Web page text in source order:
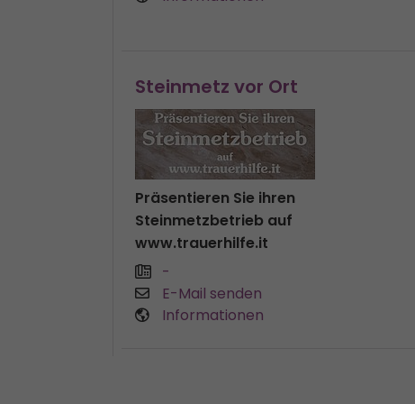
Steinmetz vor Ort
Präsentieren Sie ihren
Steinmetzbetrieb auf
www.trauerhilfe.it
-
E-Mail senden
Informationen